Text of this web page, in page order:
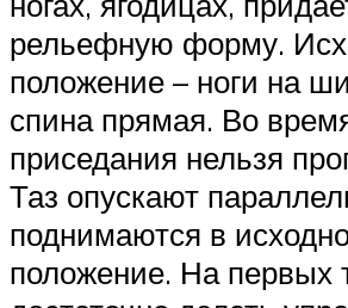
рельефную форму.
положение – ноги на
спина прямая. Во
приседания нельзя
Таз опускают
поднимаются в
положение. На первых